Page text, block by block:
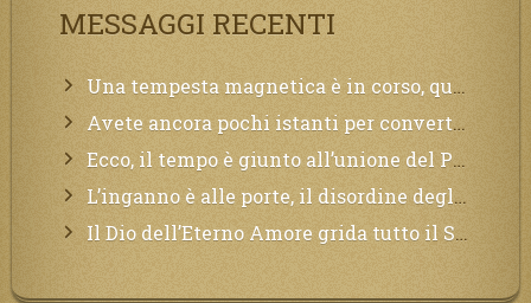
MESSAGGI RECENTI
Una tempesta magnetica è in corso, questa generazione patirà. Il black out non tarderà ad arrivare e tutta la Terra sarà oscurata.
Avete ancora pochi istanti per convertirvi, non perdete tempo, la sciagura arriverà all’improvviso e per chi non si sarà preparato saranno dolori.
Ecco, il tempo è giunto all’unione del Padre con il figlio, non avete che da attendere pochissimo.
L’inganno è alle porte, il disordine degli ordinati urlerà perdono, ma sarà troppo tardi, il tradimento è stato grande!
Il Dio dell’Eterno Amore grida tutto il Suo bene per i Suoi,richiama a Sé i lontani, affinché si pentano e tornino a Lui: